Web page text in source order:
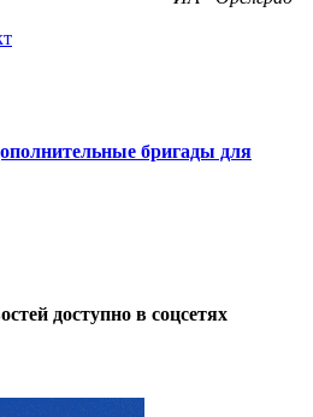
бригады для
доступно в соцсетях